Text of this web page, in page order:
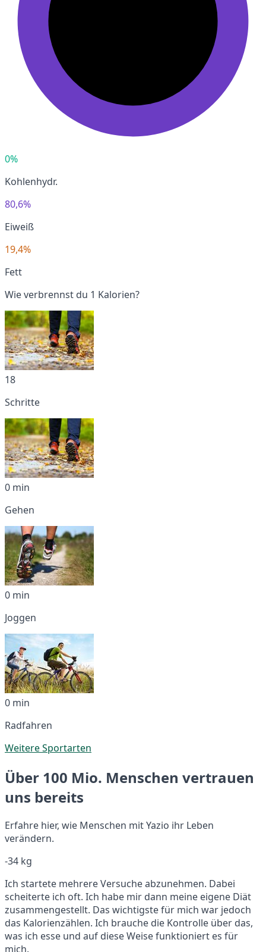
0%
Kohlenhydr.
80,6%
Eiweiß
19,4%
Fett
Wie verbrennst du 1 Kalorien?
18
Schritte
0 min
Gehen
0 min
Joggen
0 min
Radfahren
Weitere Sportarten
Über 100 Mio. Menschen vertrauen
uns bereits
Erfahre hier, wie Menschen mit Yazio ihr Leben
verändern.
-34 kg
Ich startete mehrere Versuche abzunehmen. Dabei
scheiterte ich oft. Ich habe mir dann meine eigene Diät
zusammengestellt. Das wichtigste für mich war jedoch
das Kalorienzählen. Ich brauche die Kontrolle über das,
was ich esse und auf diese Weise funktioniert es für
mich.